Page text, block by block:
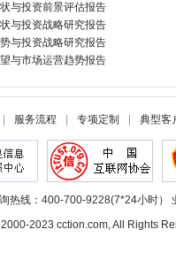
与投资前景评估报告
与投资战略研究报告
与投资战略研究报告
与市场运营趋势报告
服务流程 专项定制 典型客
热线：400-700-9228(7*24小时）
2023 cction.com, All Rights